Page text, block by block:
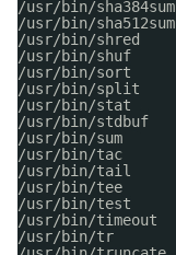
/usr/bin/sha384sum
/usr/bin/sha512sum
/usr/bin/shred
/usr/bin/shuf
/usr/bin/sort
/usr/bin/split
/usr/bin/stat
/usr/bin/stdbuf
/usr/bin/sum
/usr/bin/tac
/usr/bin/tail
/usr/bin/tee
/usr/bin/test
/usr/bin/timeout
/usr/bin/tr